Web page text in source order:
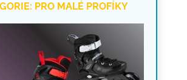
PRO MALÉ PROFÍKY